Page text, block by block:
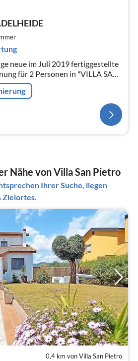
neue im Juli 2019 fertiggestellte
für 2 Personen in "VILLA SAN
idyllischen Ferienort PULA -
Nähe von Villa San Pietro
Ihrer Suche, liegen
Zielortes.
0,4 km von Villa San Pietro